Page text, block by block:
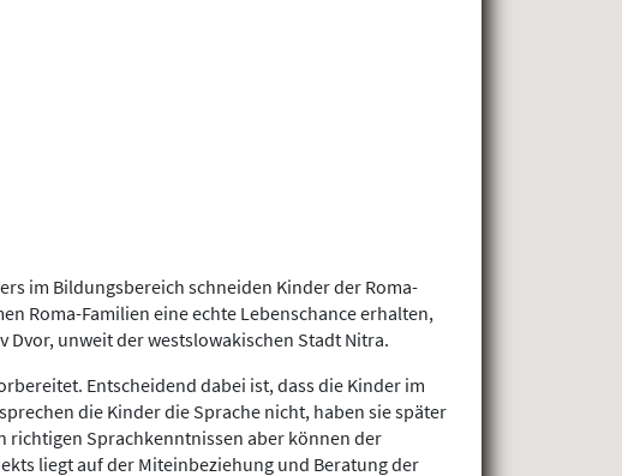
im Bildungsbereich schneiden Kinder der Roma-
Roma-Familien eine echte Lebenschance erhalten,
unweit der westslowakischen Stadt Nitra.
Entscheidend dabei ist, dass die Kinder im
die Kinder die Sprache nicht, haben sie später
richtigen Sprachkenntnissen aber können der
liegt auf der Miteinbeziehung und Beratung der